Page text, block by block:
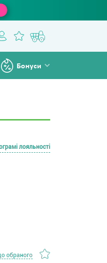
Бонуси
лояльності
обраного